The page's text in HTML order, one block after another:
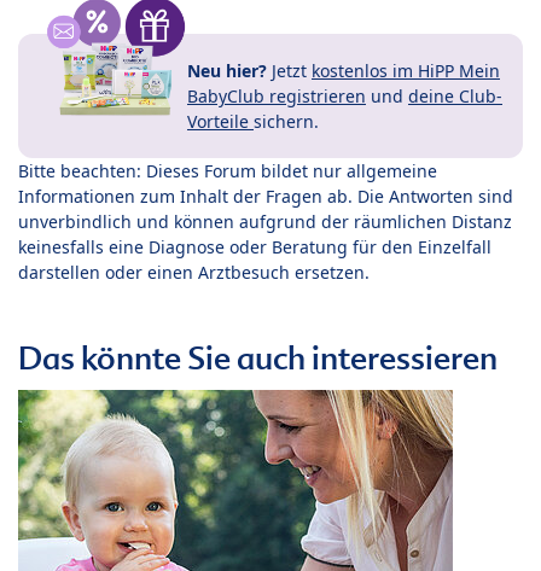
Neu hier? Jetzt kostenlos im HiPP Mein
BabyClub registrieren und deine Club-
Vorteile sichern.
Bitte beachten: Dieses Forum bildet nur allgemeine
Informationen zum Inhalt der Fragen ab. Die Antworten sind
unverbindlich und können aufgrund der räumlichen Distanz
keinesfalls eine Diagnose oder Beratung für den Einzelfall
darstellen oder einen Arztbesuch ersetzen.
Das könnte Sie auch interessieren